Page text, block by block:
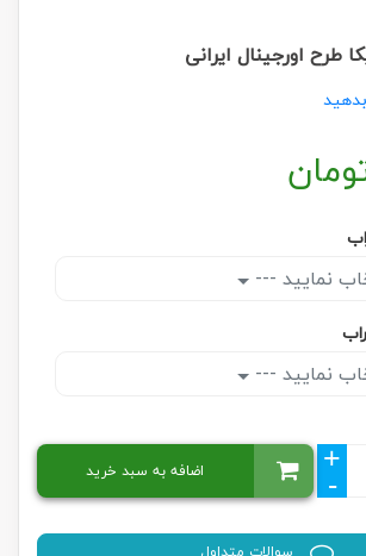
طرح اورجینال ایرانی
نمایید ---
نمایید ---
+
-
اضافه به سبد خرید